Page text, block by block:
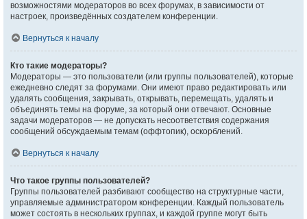
возможностями модераторов во всех форумах, в зависимости от
настроек, произведённых создателем конференции.
Вернуться к началу
Кто такие модераторы?
Модераторы — это пользователи (или группы пользователей), которые
ежедневно следят за форумами. Они имеют право редактировать или
удалять сообщения, закрывать, открывать, перемещать, удалять и
объединять темы на форуме, за который они отвечают. Основные
задачи модераторов — не допускать несоответствия содержания
сообщений обсуждаемым темам (оффтопик), оскорблений.
Вернуться к началу
Что такое группы пользователей?
Группы пользователей разбивают сообщество на структурные части,
управляемые администратором конференции. Каждый пользователь
может состоять в нескольких группах, и каждой группе могут быть